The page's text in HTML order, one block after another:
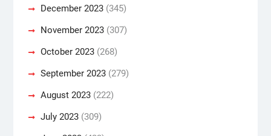
December 2023(345)
November 2023(307)
October 2023(268)
September 2023(279)
August 2023(222)
July 2023(309)